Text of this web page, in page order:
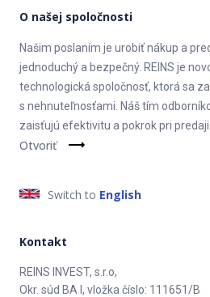
O našej spoločnosti
Našim poslaním je urobiť nákup a
jednoduchý a bezpečný. REINS je
technologická spoločnosť, ktorá sa
s nehnuteľnosťami. Náš tím
zaisťujú efektivitu a pokrok pri
Otvoriť
Switch to English
Kontakt
REINS INVEST, s.r.o,
Okr. súd BA I, vložka číslo: 111651/B